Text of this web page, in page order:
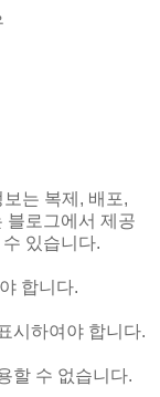
는 복제, 배포,
블로그에서 제공
있습니다.
합니다.
시하여야 합니다.
할 수 없습니다.